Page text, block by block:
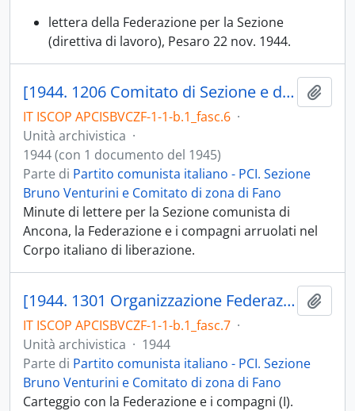
lettera della Federazione per la Sezione
(direttiva di lavoro), Pesaro 22 nov. 1944.
[1944. 1206 Comitato di Sezione e di coordinamento Bruno Venturini Fano; 1206.05 Corrispondenza, convocazioni]
IT ISCOP APCISBVCZF-1-1-b.1_fasc.6 ·
Unità archivistica ·
1944 (con 1 documento del 1945)
Parte di Partito comunista italiano - PCI. Sezione
Bruno Venturini e Comitato di zona di Fano
Minute di lettere per la Sezione comunista di
Ancona, la Federazione e i compagni arruolati nel
Corpo italiano di liberazione.
[1944. 1301 Organizzazione Federazione di Pesaro. Sezione Organizzazione (Quadri); 1301.04 Tesseramento; 1301.06 Note biografiche e richieste d'iscrizione]
IT ISCOP APCISBVCZF-1-1-b.1_fasc.7 ·
Unità archivistica · 1944
Parte di Partito comunista italiano - PCI. Sezione
Bruno Venturini e Comitato di zona di Fano
Carteggio con la Federazione e i compagni (I).